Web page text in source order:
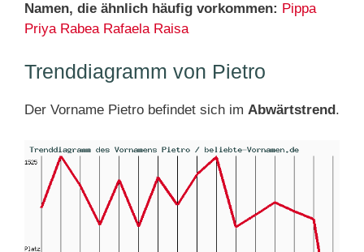
Namen, die ähnlich häufig vorkommen: Pippa
Priya Rabea Rafaela Raisa
Trenddiagramm von Pietro
Der Vorname Pietro befindet sich im Abwärtstrend.